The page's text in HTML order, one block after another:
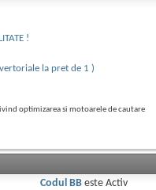
!
la pret de 1 )
optimizarea si motoarele de cautare
Codul BBeste Activ